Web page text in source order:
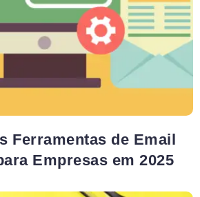
Ferramentas de Email
Empresas em 2025